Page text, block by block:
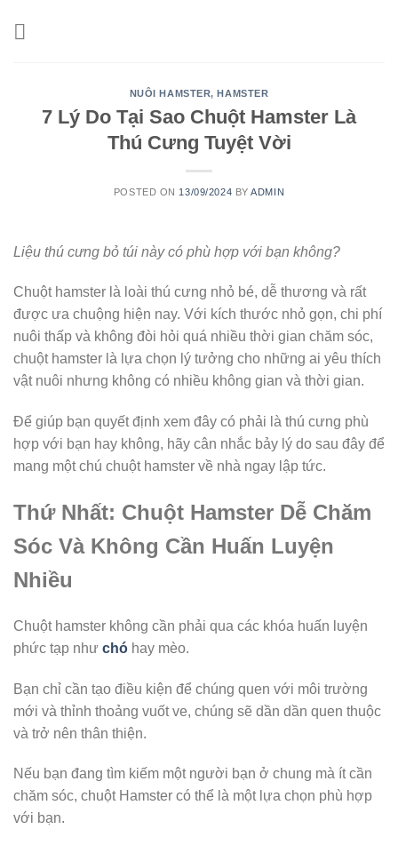
NUÔI HAMSTER,HAMSTER
7 Lý Do Tại Sao Chuột Hamster Là
Thú Cưng Tuyệt Vời
POSTED ON 13/09/2024 BYADMIN
Liệu thú cưng bỏ túi này có phù hợp với bạn không?
Chuột hamster là loài thú cưng nhỏ bé, dễ thương và rất
được ưa chuộng hiện nay. Với kích thước nhỏ gọn, chi phí
nuôi thấp và không đòi hỏi quá nhiều thời gian chăm sóc,
chuột hamster là lựa chọn lý tưởng cho những ai yêu thích
vật nuôi nhưng không có nhiều không gian và thời gian.
Để giúp bạn quyết định xem đây có phải là thú cưng phù
hợp với bạn hay không, hãy cân nhắc bảy lý do sau đây để
mang một chú chuột hamster về nhà ngay lập tức.
Thứ Nhất: Chuột Hamster Dễ Chăm
Sóc Và Không Cần Huấn Luyện
Nhiều
Chuột hamster không cần phải qua các khóa huấn luyện
phức tạp như chó hay mèo.
Bạn chỉ cần tạo điều kiện để chúng quen với môi trường
mới và thỉnh thoảng vuốt ve, chúng sẽ dần dần quen thuộc
và trở nên thân thiện.
Nếu bạn đang tìm kiếm một người bạn ở chung mà ít cần
chăm sóc, chuột Hamster có thể là một lựa chọn phù hợp
với bạn.